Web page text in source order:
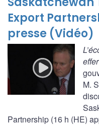
Export
presse (Vidéo)
M.
Partnership (16 h (HE)